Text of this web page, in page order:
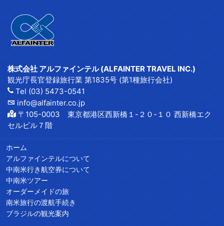
株式会社 アルファインテル (ALFAINTER TRAVEL INC.)
観光庁長官登録旅行業 第1835号 (第1種旅行会社)
Tel (03) 5473-0541
info@alfainter.co.jp
〒105-0003 東京都港区西新橋１-２０-１０ 西新橋エク
セルビル７階
ホーム
アルファインテルについて
中南米行き航空券について
中南米ツアー
オーダーメイドの旅
南米旅行の渡航手続き
ブラジルの観光案内